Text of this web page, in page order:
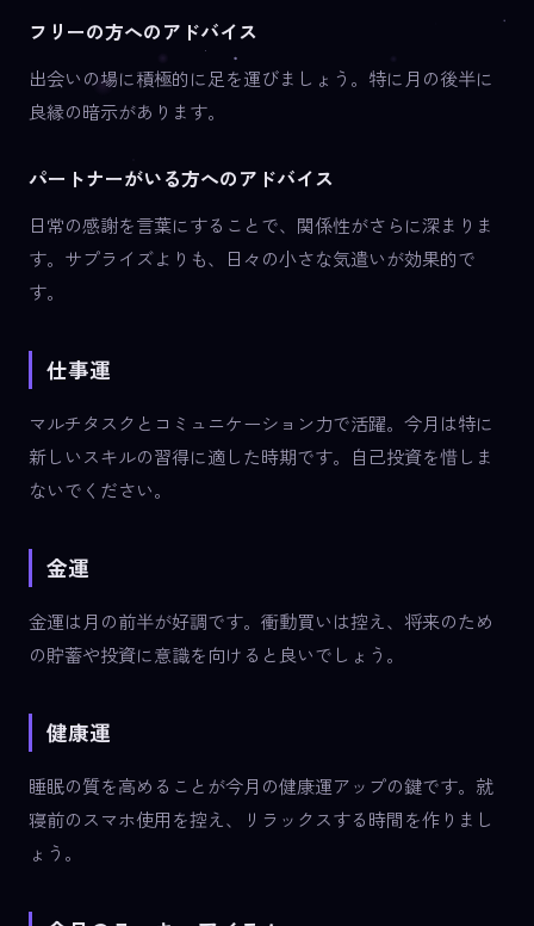
フリーの方へのアドバイス
出会いの場に積極的に足を運びましょう。特に月の後半に
良縁の暗示があります。
パートナーがいる方へのアドバイス
日常の感謝を言葉にすることで、関係性がさらに深まりま
す。サプライズよりも、日々の小さな気遣いが効果的で
す。
仕事運
マルチタスクとコミュニケーション力で活躍。今月は特に
新しいスキルの習得に適した時期です。自己投資を惜しま
ないでください。
金運
金運は月の前半が好調です。衝動買いは控え、将来のため
の貯蓄や投資に意識を向けると良いでしょう。
健康運
睡眠の質を高めることが今月の健康運アップの鍵です。就
寝前のスマホ使用を控え、リラックスする時間を作りまし
ょう。